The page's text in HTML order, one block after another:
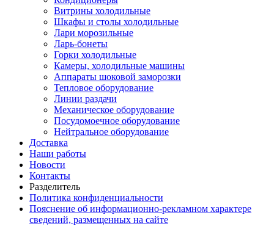
Витрины холодильные
Шкафы и столы холодильные
Лари морозильные
Ларь-бонеты
Горки холодильные
Камеры, холодильные машины
Аппараты шоковой заморозки
Тепловое оборудование
Линии раздачи
Механическое оборудование
Посудомоечное оборудование
Нейтральное оборудование
Доставка
Наши работы
Новости
Контакты
Разделитель
Политика конфиденциальности
Пояснение об информационно-рекламном характере
сведений, размещенных на сайте